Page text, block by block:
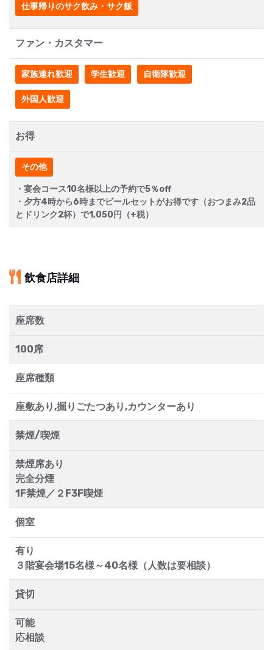
仕事帰りのサク飲み・サク飯
ファン・カスタマー
家族連れ歓迎 学生歓迎 自衛隊歓迎
外国人歓迎
お得
その他
・宴会コース10名様以上の予約で5％off
・夕方4時から6時までビールセットがお得です（おつまみ2品
とドリンク2杯）で1,050円（+税）
飲食店詳細
座席数
100席
座席種類
座敷あり,掘りごたつあり,カウンターあり
禁煙/喫煙
禁煙席あり
完全分煙
1F禁煙／２F3F喫煙
個室
有り
３階宴会場15名様～40名様（人数は要相談）
貸切
可能
応相談